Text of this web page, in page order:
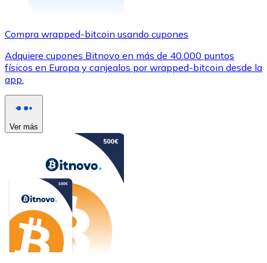
Compra wrapped-bitcoin usando cupones
Adquiere cupones Bitnovo en más de 40.000 puntos
físicos en Europa y canjealos por wrapped-bitcoin desde la
app.
Ver más